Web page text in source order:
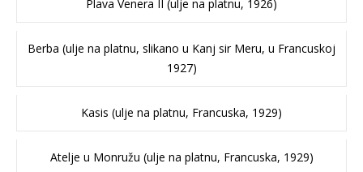
Plava Venera II (ulje na platnu, 1926)
Berba (ulje na platnu, slikano u Kanj sir Meru, u Francuskoj
1927)
Kasis (ulje na platnu, Francuska, 1929)
Atelje u Monružu (ulje na platnu, Francuska, 1929)